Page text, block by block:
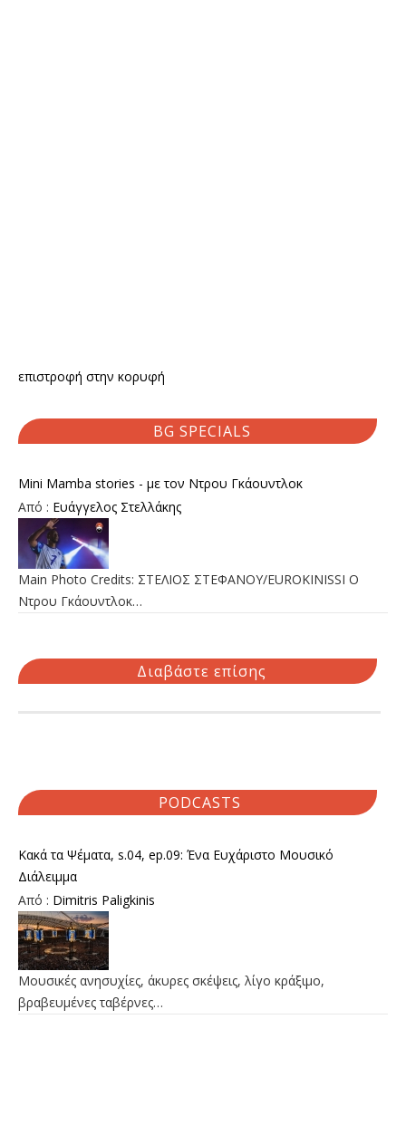
επιστροφή στην κορυφή
BG SPECIALS
Mini Mamba stories - με τον Ντρου Γκάουντλοκ
Από : Ευάγγελος Στελλάκης
Main Photo Credits: ΣΤΕΛΙΟΣ ΣΤΕΦΑΝΟΥ/EUROKINISSI Ο
Ντρου Γκάουντλοκ…
Διαβάστε επίσης
PODCASTS
Κακά τα Ψέματα, s.04, ep.09: Ένα Ευχάριστο Μουσικό
Διάλειμμα
Από : Dimitris Paligkinis
Μουσικές ανησυχίες, άκυρες σκέψεις, λίγο κράξιμο,
βραβευμένες ταβέρνες…